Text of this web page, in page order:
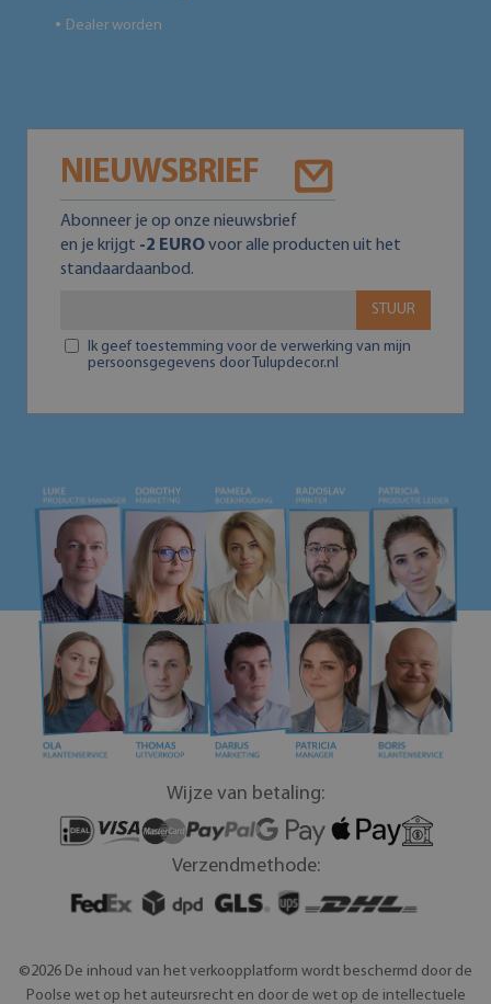
● Dealer worden
NIEUWSBRIEF
Abonneer je op onze nieuwsbrief
en je krijgt -2 EUROvoor alle producten uit het
standaardaanbod.
STUUR
Ik geef toestemming voor de verwerking van mijn
persoonsgegevens door Tulupdecor.nl
Wijze van betaling:
Verzendmethode:
©2026 De inhoud van het verkoopplatform wordt beschermd door de
Poolse wet op het auteursrecht en door de wet op de intellectuele